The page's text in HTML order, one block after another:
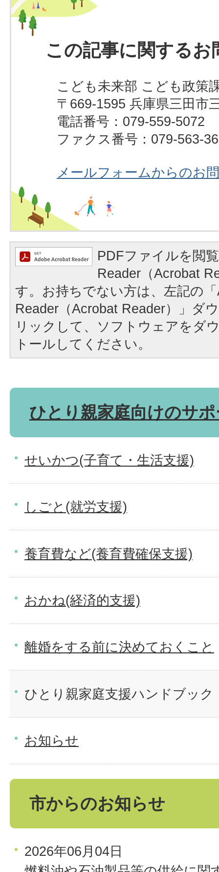
この記事に関するお
こども未来部 こども政策
〒669-1595 兵庫県三田市
電話番号：079-559-5072
ファクス番号：079-563-
メールフォームからのお
PDFファイルを閲
Reader（Acrobat
す。お持ちでない方は、左記の
Reader（Acrobat Reader）」ダ
リックして、ソフトウェアをダ
トールしてください。
ひとり親家庭向けのサ
せいかつ(子育て・生活支援)
しごと(就労支援)
養育費など(養育費確保支援)
おかね(経済的支援)
離婚をする前に決めておくこと
ひとり親家庭支援ハンドブック
お知らせ
市からのお知らせ
2026年06月04日